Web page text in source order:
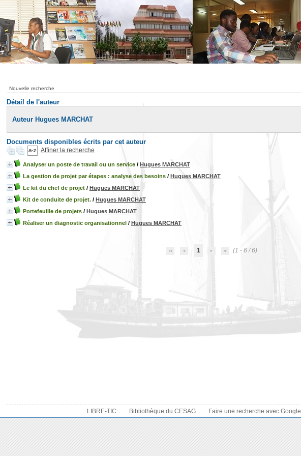
Nouvelle recherche
Détail de l'auteur
Auteur Hugues MARCHAT
Documents disponibles écrits par cet auteur
Affiner la recherche
Analyser un poste de travail ou un service / Hugues MARCHAT
La gestion de projet par étapes : analyse des besoins / Hugues MARCHAT
Le kit du chef de projet / Hugues MARCHAT
Kit de conduite de projet. / Hugues MARCHAT
Portefeuille de projets / Hugues MARCHAT
Réaliser un diagnostic organisationnel / Hugues MARCHAT
1 (1 - 6 / 6)
LIBRE-TIC Bibliothèque du CESAG Faire une recherche avec Google